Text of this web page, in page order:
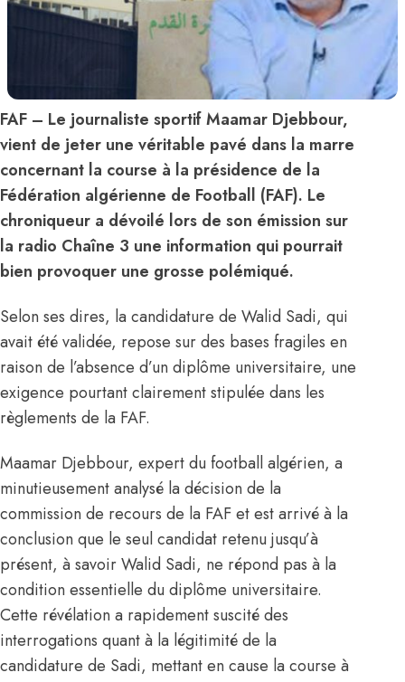
FAF – Le journaliste sportif Maamar Djebbour,
vient de jeter une véritable pavé dans la marre
concernant la course à la présidence de la
Fédération algérienne de Football (FAF). Le
chroniqueur a dévoilé lors de son émission sur
la radio Chaîne 3 une information qui pourrait
bien provoquer une grosse polémiqué.
Selon ses dires, la candidature de Walid Sadi, qui
avait été validée, repose sur des bases fragiles en
raison de l’absence d’un diplôme universitaire, une
exigence pourtant clairement stipulée dans les
règlements de la FAF.
Maamar Djebbour, expert du football algérien, a
minutieusement analysé la décision de la
commission de recours de la FAF et est arrivé à la
conclusion que le seul candidat retenu jusqu’à
présent, à savoir Walid Sadi, ne répond pas à la
condition essentielle du diplôme universitaire.
Cette révélation a rapidement suscité des
interrogations quant à la légitimité de la
candidature de Sadi, mettant en cause la course à